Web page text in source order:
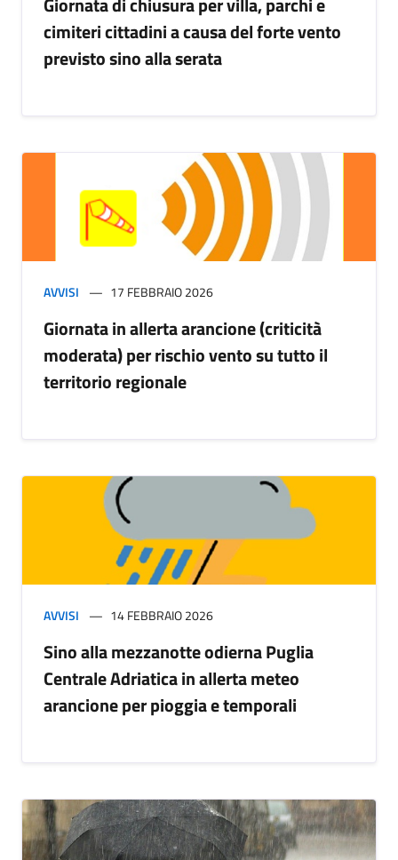
cimiteri cittadini a causa del forte vento
previsto sino alla serata
AVVISI 17 FEBBRAIO 2026
Giornata in allerta arancione (criticità
moderata) per rischio vento su tutto il
territorio regionale
AVVISI 14 FEBBRAIO 2026
Sino alla mezzanotte odierna Puglia
Centrale Adriatica in allerta meteo
arancione per pioggia e temporali